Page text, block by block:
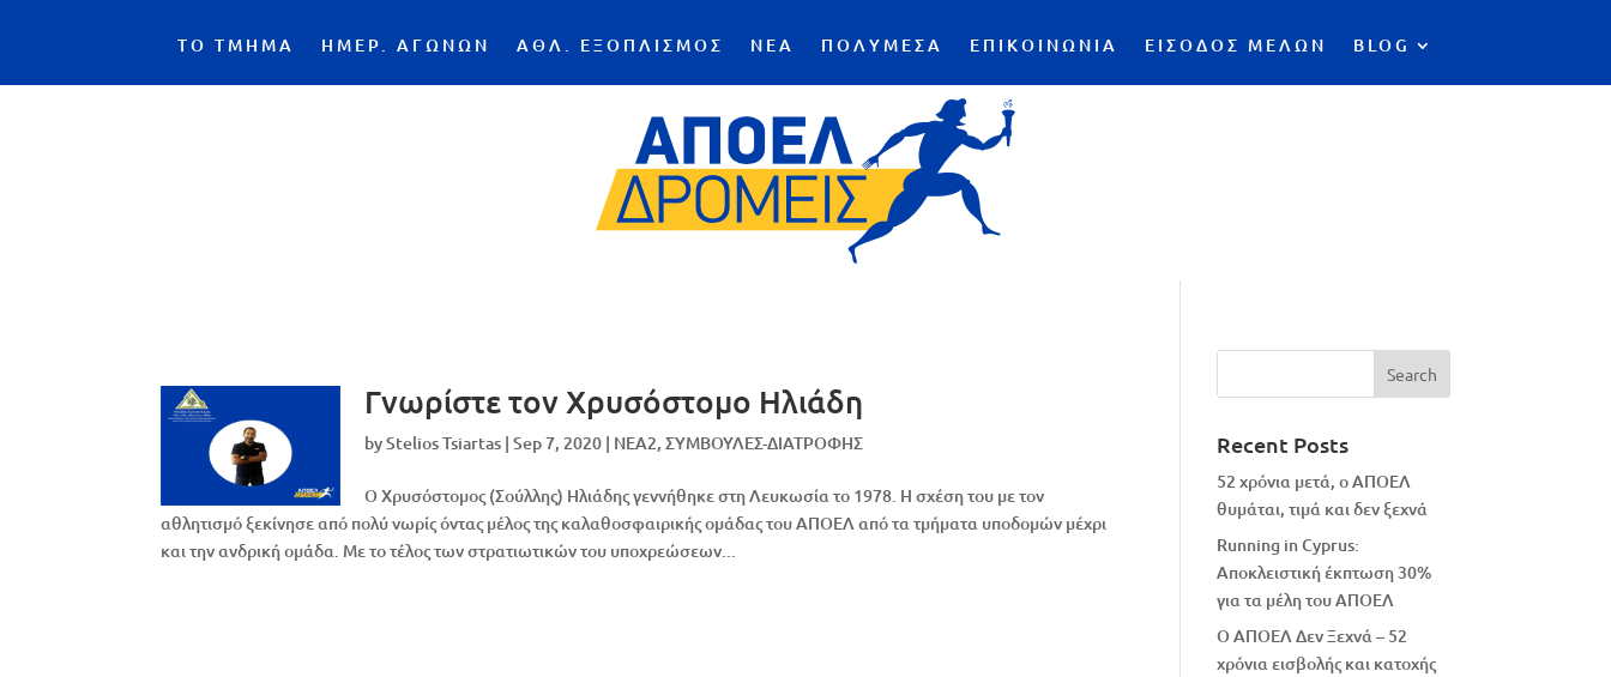
ΤΟ ΤΜΗΜΑ ΗΜΕΡ. ΑΓΩΝΩΝ ΑΘΛ. ΕΞΟΠΛΙΣΜΟΣ ΝΕΑ ΠΟΛΥΜΕΣΑ ΕΠΙΚΟΙΝΩΝΙΑ ΕΙΣΟΔΟΣ ΜΕΛΩΝ BLOG
Γνωρίστε τον Χρυσόστομο Ηλιάδη
byStelios Tsiartas |Sep 7, 2020 | NEA2,ΣΥΜΒΟΥΛΕΣ-ΔΙΑΤΡΟΦΗΣ
Ο Χρυσόστομος (Σούλλης) Ηλιάδης γεννήθηκε στη Λευκωσία το 1978. Η σχέση του με τον
αθλητισμό ξεκίνησε από πολύ νωρίς όντας μέλος της καλαθοσφαιρικής ομάδας του ΑΠΟΕΛ από τα τμήματα υποδομών μέχρι
και την ανδρική ομάδα. Με το τέλος των στρατιωτικών του υποχρεώσεων...
Recent Posts
52 χρόνια μετά, ο ΑΠΟΕΛ
θυμάται, τιμά και δεν ξεχνά
Running in Cyprus:
Αποκλειστική έκπτωση 30%
για τα μέλη του ΑΠΟΕΛ
Ο ΑΠΟΕΛ Δεν Ξεχνά – 52
χρόνια εισβολής και κατοχής